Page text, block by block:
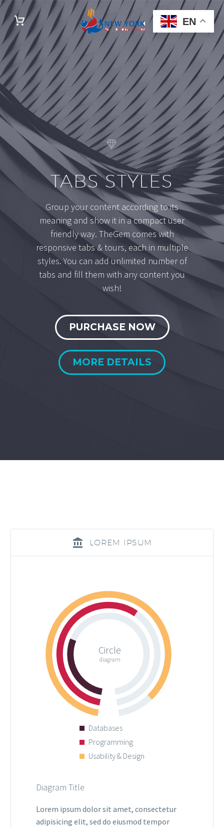


TABS STYLES
Group your content according to its
meaning and show it in a compact user
friendly way. TheGem comes with
responsive tabs & tours, each in multiple
styles. You can add unlimited number of
tabs and fill them with any content you
wish!
PURCHASE NOW
MORE DETAILS
LOREM IPSUM
Circle
diagram
Databases
Programming
Usability & Design
Diagram Title
Lorem ipsum dolor sit amet, consectetur
adipisicing elit, sed do eiusmod tempor
EN